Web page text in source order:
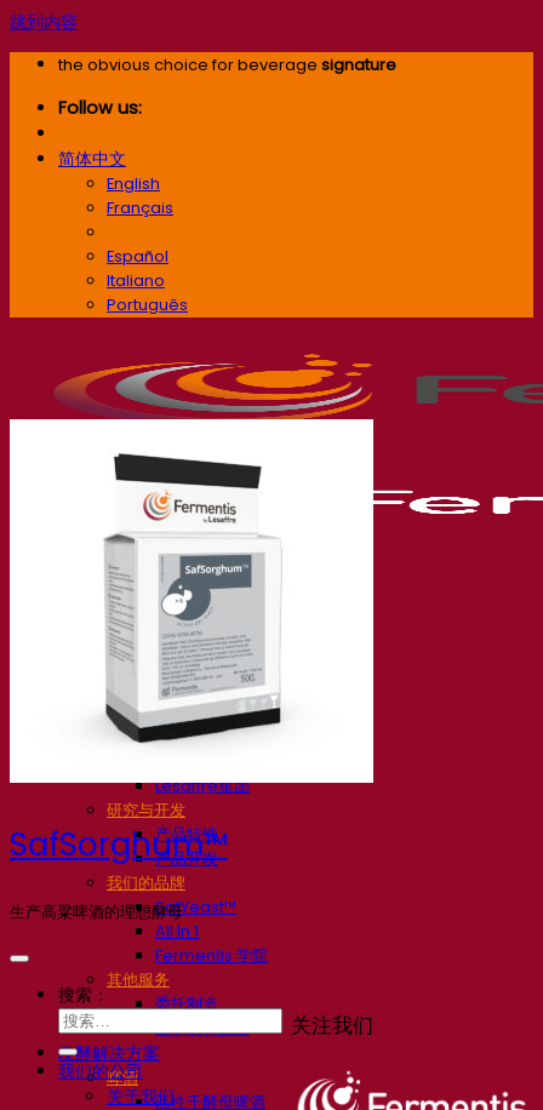
跳到内容
the obvious choice for beverage signature
Follow us:
简体中文
English
Français
Español
Italiano
Português
我们的公司
关于我们
发酵专家
Fermentis 园区
充满热情的团队
Lesaffre集团
研究与开发
产品特性
产品开发
我们的品牌
SafYeast™
All In 1
Fermentis 学院
其他服务
委托制造
酒水饮料品鉴
发酵解决方案
啤酒
活性干酵母啤酒
SafSorghum™
生产高粱啤酒的理想酵母
关注我们
搜索：
我们的公司
关于我们